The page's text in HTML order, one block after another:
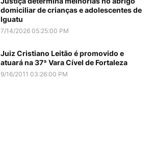
domiciliar de crianças e adolescentes de
Iguatu
7/14/2026 05:25:00 PM
Juiz Cristiano Leitão é promovido e
atuará na 37ª Vara Cível de Fortaleza
9/16/2011 03:26:00 PM